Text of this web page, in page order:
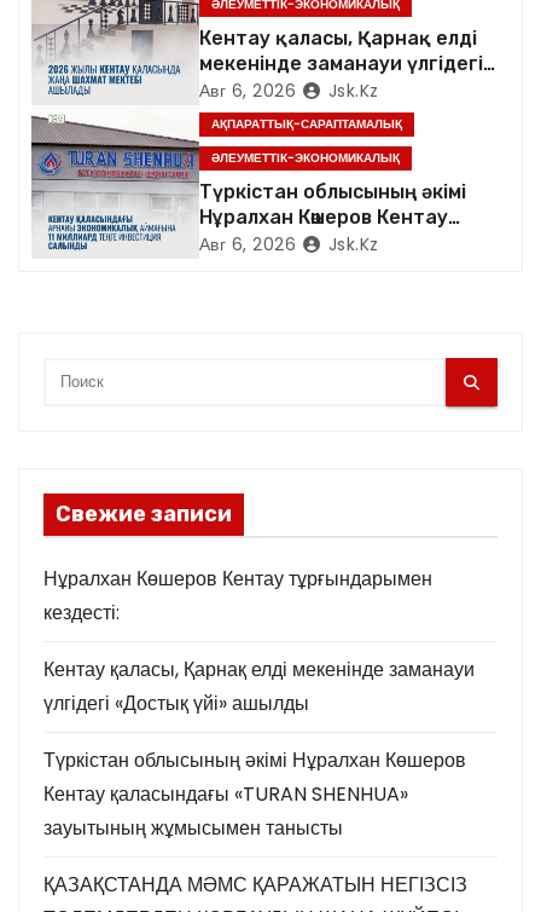
и
с
я
м
ӘЛЕУМЕТТІК-ЭКОНОМИКАЛЫҚ
Кентау қаласы, Қарнақ елді
мекенінде заманауи үлгідегі
«Достық үйі» ашылды
Авг 6, 2026 Jsk.kz
АҚПАРАТТЫҚ-САРАПТАМАЛЫҚ
ӘЛЕУМЕТТІК-ЭКОНОМИКАЛЫҚ
Түркістан облысының әкімі
Нұралхан Көшеров Кентау
қаласындағы «TURAN
Авг 6, 2026 Jsk.kz
Свежие записи
Нұралхан Көшеров Кентау тұрғындарымен
кездесті:
Кентау қаласы, Қарнақ елді мекенінде заманауи
үлгідегі «Достық үйі» ашылды
Түркістан облысының әкімі Нұралхан Көшеров
Кентау қаласындағы «TURAN SHENHUA»
зауытының жұмысымен танысты
ҚАЗАҚСТАНДА МӘМС ҚАРАЖАТЫН НЕГІЗСІЗ